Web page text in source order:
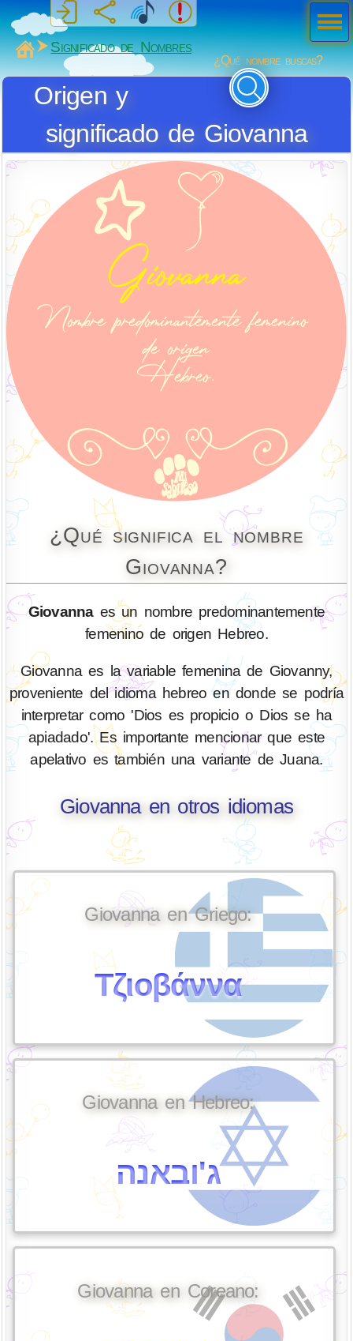
MiSabueso
Significado de Nombres
¿Qué nombre buscas?
Origen y
significado de Giovanna
¿Qué significa el nombre
Giovanna?
Giovannaes un nombre predominantemente
femenino de origen Hebreo.
Giovanna es la variable femenina de Giovanny,
proveniente del idioma hebreo en donde se podría
interpretar como 'Dios es propicio o Dios se ha
apiadado'. Es importante mencionar que este
apelativo es también una variante de Juana.
Giovanna en otros idiomas
Giovanna en Griego:
Τζιοβάννα
Giovanna en Hebreo:
ג'ובאנה
Giovanna en Coreano:
Men
ú